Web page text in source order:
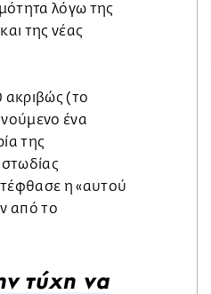
λόγω της
της νέας
ακριβώς (το
ένα
της
η «αυτού
από το
τύχη να